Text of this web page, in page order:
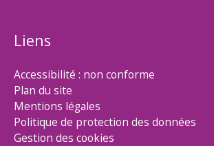
Liens
Accessibilité : non conforme
Plan du site
Mentions légales
Politique de protection des données
Gestion des cookies